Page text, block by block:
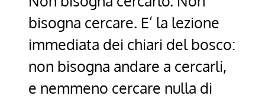
bisogna cercare. E’ la lezione
immediata dei chiari del bosco:
non bisogna andare a cercarli,
e nemmeno cercare nulla di